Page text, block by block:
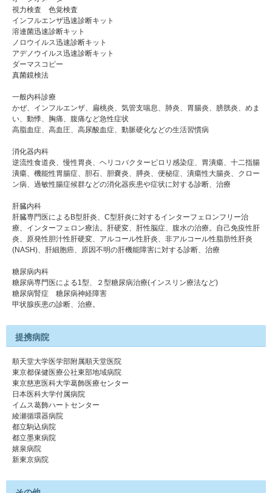
視力検査 色覚検査
インフルエンザ迅速診断キット
溶連菌迅速診断キット
ノロウイルス迅速診断キット
アデノウイルス迅速診断キット
ダーマスコピー
真菌鏡検法
一般内科診療
かぜ、インフルエンザ、扁桃炎、気管支喘息、肺炎、胃腸炎、膀胱炎、めま
い、動悸、胸痛、腹痛など急性症状
高脂血症、高血圧、高尿酸血症、動脈硬化などの生活習慣病
消化器内科
逆流性食道炎、慢性胃炎、ヘリコバクターピロリ感染症、胃潰瘍、十二指腸
潰瘍、機能性胃腸症、胆石、胆嚢炎、膵炎、便秘症、潰瘍性大腸炎、クロー
ン病、過敏性腸症候群などの消化器疾患や症状に対する診断、治療
肝臓内科
肝臓専門医によるB型肝炎、C型肝炎に対するインターフェロンフリー治
療、インターフェロン療法。肝硬変、肝性脳症、腹水の治療。自己免疫性肝
炎、原発性胆汁性肝硬変、アルコール性肝炎、非アルコール性脂肪性肝炎
(NASH)、肝細胞癌、原因不明の肝機能障害に対する診断、治療
糖尿病内科
糖尿病専門医による1型、２型糖尿病治療(インスリン療法など)
糖尿病腎症 糖尿病神経障害
甲状腺疾患の診断、治療。
提携病院
順天堂大学医学部附属順天堂医院
東京都保健医療公社東部地域病院
東京慈恵医科大学葛飾医療センター
日本医科大学付属病院
イムス葛飾ハートセンター
綾瀬循環器病院
都立駒込病院
都立墨東病院
嬉泉病院
新東京病院